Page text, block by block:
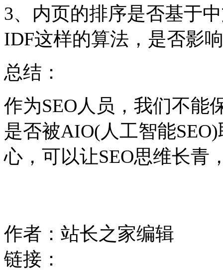
3、内页的排序是否基于
IDF这样的算法，是否影
总结：
作为SEO人员，我们不能
是否被AIO(人工智能
心，可以让SEO思维长青
作者：站长之家编辑
链接：